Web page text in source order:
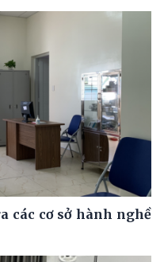
các cơ sở hành nghề